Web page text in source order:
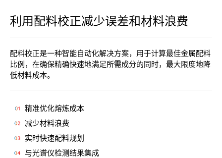
利用配料校正减少误差和材料浪费
配料校正是一种智能自动化解决方案， 用于计算最佳金属配料
比例 ， 在确保精确快速地满足所需成分的同时， 最大限度地降
低材料成本。
精准优化熔炼成本
减少材料浪费
实时快速配料规划
与光谱仪检测结果集成